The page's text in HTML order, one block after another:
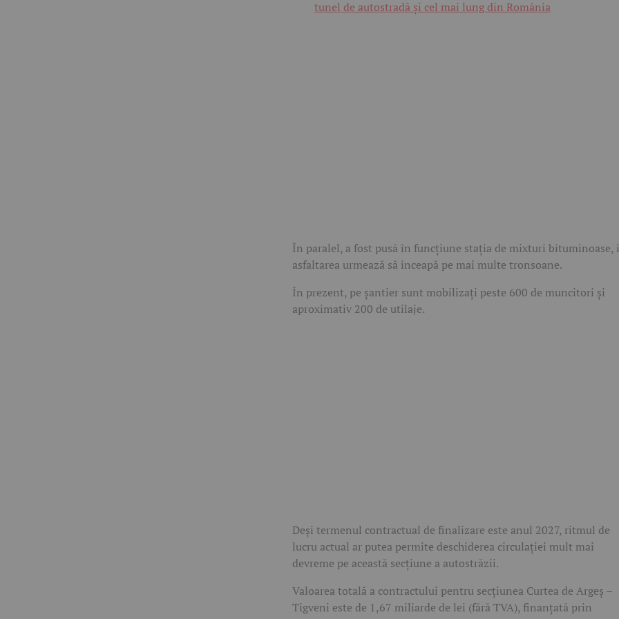
tunel de autostradă și cel mai lung din România
În paralel, a fost pusă în funcțiune stația de mixturi bituminoase,
asfaltarea urmează să înceapă pe mai multe tronsoane.
În prezent, pe șantier sunt mobilizați peste 600 de muncitori și
aproximativ 200 de utilaje.
Deși termenul contractual de finalizare este anul 2027, ritmul de
lucru actual ar putea permite deschiderea circulației mult mai
devreme pe această secțiune a autostrăzii.
Valoarea totală a contractului pentru secțiunea Curtea de Argeș –
Tigveni este de 1,67 miliarde de lei (fără TVA), finanțată prin